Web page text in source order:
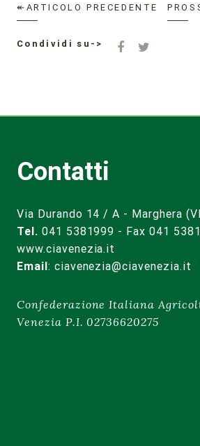
↞ARTICOLO PRECEDENTE
Condividi su->
Contatti
Via Durando 14 / A - Marghera
Tel. 041 5381999 - Fax 041
www.ciavenezia.it
Email: ciavenezia@ciavenezia.it
Confederazione Italiana
Venezia P.I. 02736620275